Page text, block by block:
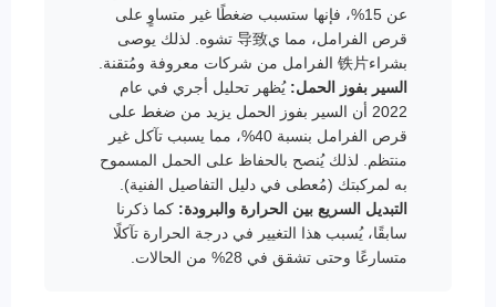
عن 15%، فإنها ستسبب ضغطًا غير متساوٍ على
قرص الفرامل، مما ي导致 تشوه. لذلك يوصى
بشراء铁片 الفرامل من شركات معروفة ومُتقنة.
السير بفوز الحمل: يُظهر تحليل أجري في عام
2022 أن السير بفوز الحمل يزيد من ضغط على
قرص الفرامل بنسبة 40%، مما يسبب تآكل غير
منتظم. لذلك يُنصح بالحفاظ على الحمل المسموح
به لمركبتك (مُعطى في دليل التفاصيل الفنية).
التبديل السريع بين الحرارة والبرودة: كما ذكرنا
سابقًا، يُسبب هذا التغيير في درجة الحرارة تآكلًا
متسارعًا وحتى تشقق في 28% من الحالات.